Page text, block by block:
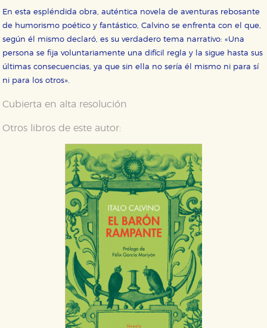
En esta espléndida obra, auténtica novela de aventuras rebosante
de humorismo poético y fantástico, Calvino se enfrenta con el que,
según él mismo declaró, es su verdadero tema narrativo: «Una
persona se fija voluntariamente una difícil regla y la sigue hasta sus
últimas consecuencias, ya que sin ella no sería él mismo ni para sí
ni para los otros».
Cubierta en alta resolución
Otros libros de este autor: